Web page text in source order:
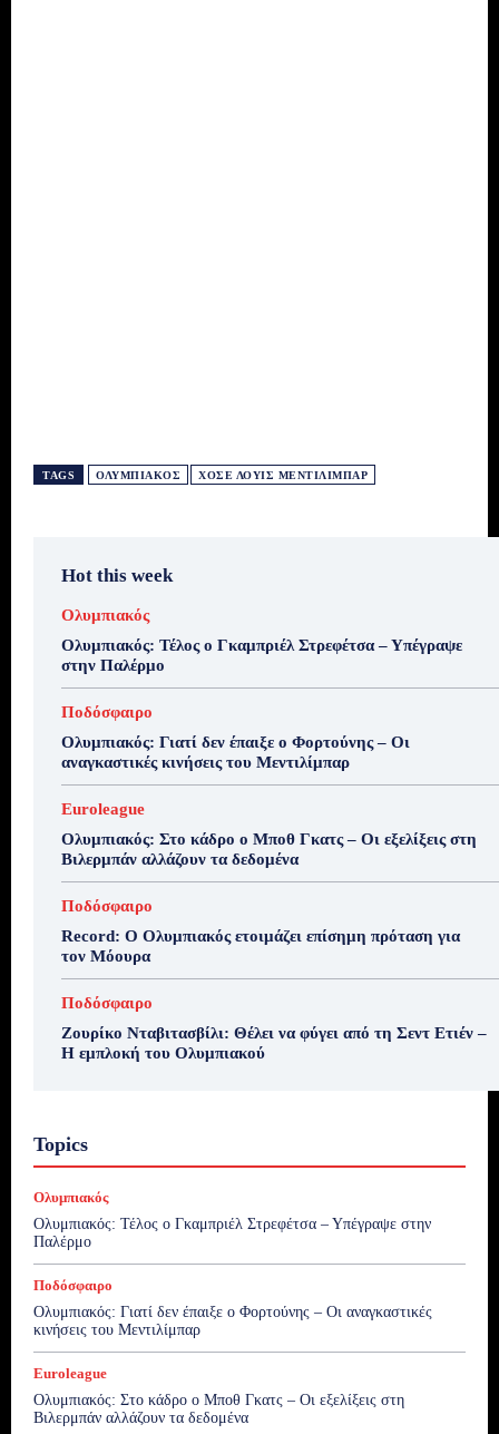
TAGS ΟΛΥΜΠΙΑΚΌΣ ΧΟΣΈ ΛΟΥΊΣ ΜΕΝΤΙΛΊΜΠΑΡ
Hot this week
Ολυμπιακός
Ολυμπιακός: Τέλος ο Γκαμπριέλ Στρεφέτσα – Υπέγραψε
στην Παλέρμο
Ποδόσφαιρο
Ολυμπιακός: Γιατί δεν έπαιξε ο Φορτούνης – Οι
αναγκαστικές κινήσεις του Μεντιλίμπαρ
Euroleague
Ολυμπιακός: Στο κάδρο ο Μποθ Γκατς – Οι εξελίξεις στη
Βιλερμπάν αλλάζουν τα δεδομένα
Ποδόσφαιρο
Record: Ο Ολυμπιακός ετοιμάζει επίσημη πρόταση για
τον Μόουρα
Ποδόσφαιρο
Ζουρίκο Νταβιτασβίλι: Θέλει να φύγει από τη Σεντ Ετιέν –
Η εμπλοκή του Ολυμπιακού
Topics
Ολυμπιακός
Ολυμπιακός: Τέλος ο Γκαμπριέλ Στρεφέτσα – Υπέγραψε στην
Παλέρμο
Ποδόσφαιρο
Ολυμπιακός: Γιατί δεν έπαιξε ο Φορτούνης – Οι αναγκαστικές
κινήσεις του Μεντιλίμπαρ
Euroleague
Ολυμπιακός: Στο κάδρο ο Μποθ Γκατς – Οι εξελίξεις στη
Βιλερμπάν αλλάζουν τα δεδομένα